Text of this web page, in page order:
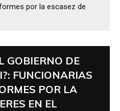
por la escasez de
GOBIERNO DE
FUNCIONARIAS
POR LA
EN EL